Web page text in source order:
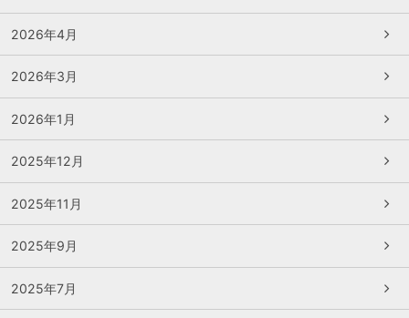
2026年4月
2026年3月
2026年1月
2025年12月
2025年11月
2025年9月
2025年7月